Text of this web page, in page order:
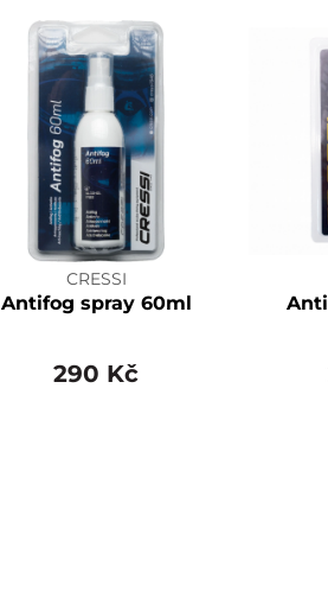
CRESSI
Antifog spray 60ml
290 Kč